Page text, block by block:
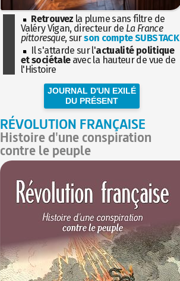
Retrouvez la plume sans filtre de
Valéry Vigan, directeur de La France
pittoresque, surson compte SUBSTACK
Il s'attarde sur l'actualité politique
et sociétaleavec la hauteur de vue de
l'Histoire
JOURNAL D'UN EXILÉ
DU PRÉSENT
RÉVOLUTION FRANÇAISE
Histoire d'une conspiration
contre le peuple